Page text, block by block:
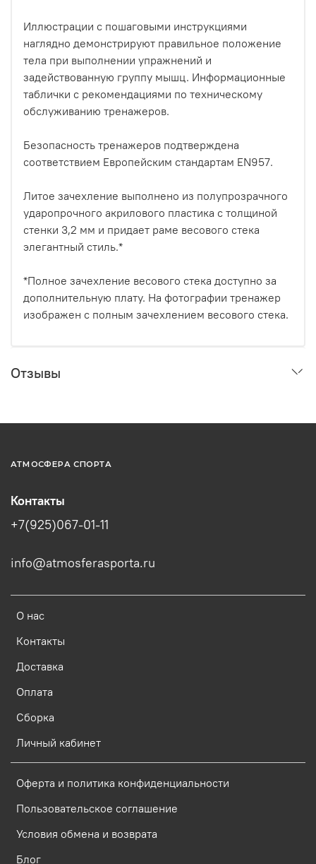
Иллюстрации с пошаговыми инструкциями
наглядно демонстрируют правильное положение
тела при выполнении упражнений и
задействованную группу мышц. Информационные
таблички с рекомендациями по техническому
обслуживанию тренажеров.
Безопасность тренажеров подтверждена
соответствием Европейским стандартам EN957.
Литое зачехление выполнено из полупрозрачного
ударопрочного акрилового пластика с толщиной
стенки 3,2 мм и придает раме весового стека
элегантный стиль.*
*Полное зачехление весового стека доступно за
дополнительную плату. На фотографии тренажер
изображен с полным зачехлением весового стека.
Отзывы
АТМОСФЕРА СПОРТА
О нас
Контакты
Доставка
Оплата
Сборка
Личный кабинет
Оферта и политика конфиденциальности
Пользовательское соглашение
Условия обмена и возврата
Блог
Контакты
+7(925)067-01-11
info@atmosferasporta.ru